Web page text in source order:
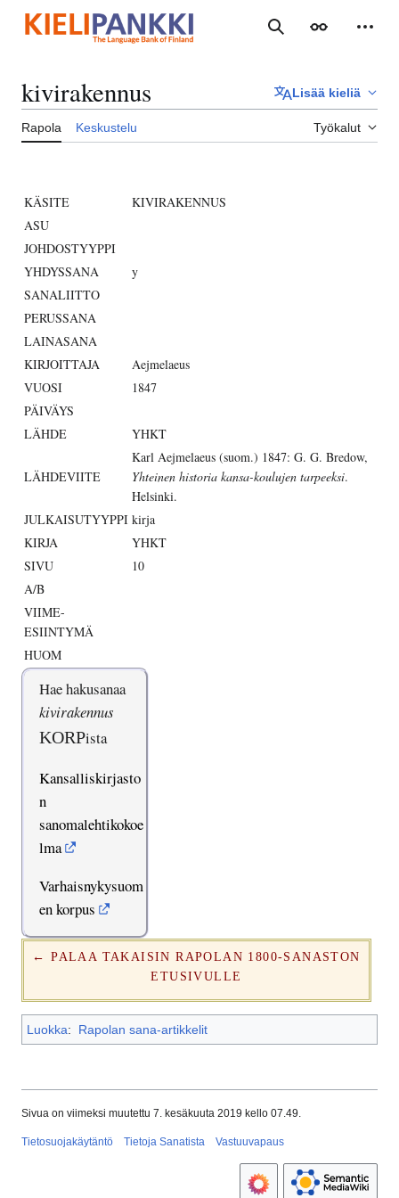
sisältöön
Haku Ulkoasu
kivirakennus Lisää kieliä
Rapola Keskustelu Työkalut
KÄSITE
KIVIRAKENNUS
ASU
JOHDOSTYYPPI
YHDYSSANA
y
SANALIITTO
PERUSSANA
LAINASANA
KIRJOITTAJA
Aejmelaeus
VUOSI
1847
PÄIVÄYS
LÄHDE
YHKT
LÄHDEVIITE
Karl Aejmelaeus (suom.) 1847: G. G. Bredow,
Yhteinen historia kansa-koulujen tarpeeksi.
Helsinki.
JULKAISUTYYPPI kirja
KIRJA
YHKT
SIVU
10
A/B
VIIME-
ESIINTYMÄ
HUOM
Hae hakusanaa
kivirakennus
KORPista
Kansalliskirjasto
n
sanomalehtikokoe
lma
Varhaisnykysuom
en korpus
← PALAA TAKAISIN RAPOLAN 1800-SANASTON
ETUSIVULLE
Luokka: Rapolan sana-artikkelit
Sivua on viimeksi muutettu 7. kesäkuuta 2019 kello 07.49.
Tietosuojakäytäntö Tietoja Sanatista Vastuuvapaus